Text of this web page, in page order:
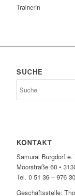
Trainerin
SUCHE
KONTAKT
Samurai Burgdorf e.
Moorstraße 60 •
Tel. 0 51 36 – 976
Geschäftsstelle: